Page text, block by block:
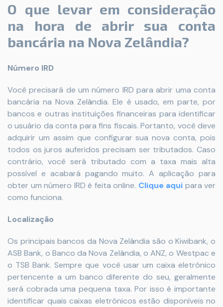
O que levar em consideração
na hora de abrir sua conta
bancária na Nova Zelândia?
Número IRD
Você precisará de um número IRD para abrir uma conta
bancária na Nova Zelândia. Ele é usado, em parte, por
bancos e outras instituições financeiras para identificar
o usuário da conta para fins fiscais. Portanto, você deve
adquirir um assim que configurar sua nova conta, pois
todos os juros auferidos precisam ser tributados. Caso
contrário, você será tributado com a taxa mais alta
possível e acabará pagando muito. A aplicação para
obter um número IRD é feita online. Clique aqui para ver
como funciona.
Localização
Os principais bancos da Nova Zelândia são o Kiwibank, o
ASB Bank, o Banco da Nova Zelândia, o ANZ, o Westpac e
o TSB Bank. Sempre que você usar um caixa eletrônico
pertencente a um banco diferente do seu, geralmente
será cobrada uma pequena taxa. Por isso é importante
identificar quais caixas eletrônicos estão disponíveis no